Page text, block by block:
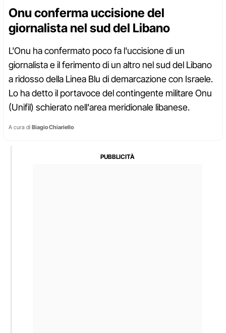
Onu conferma uccisione del
giornalista nel sud del Libano
L'Onu ha confermato poco fa l'uccisione di un
giornalista e il ferimento di un altro nel sud del Libano
a ridosso della Linea Blu di demarcazione con Israele.
Lo ha detto il portavoce del contingente militare Onu
(Unifil) schierato nell'area meridionale libanese.
A cura di Biagio Chiariello